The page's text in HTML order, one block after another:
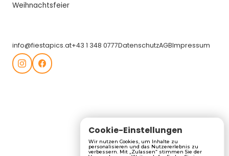
Weihnachtsfeier
info@fiestapics.at+43 1 348 0777DatenschutzAGBImpressum
Cookie-Einstellungen
Wir nutzen Cookies, um Inhalte zu
personalisieren und das Nutzererlebnis zu
verbessern. Mit „Zulassen“ stimmen Sie der